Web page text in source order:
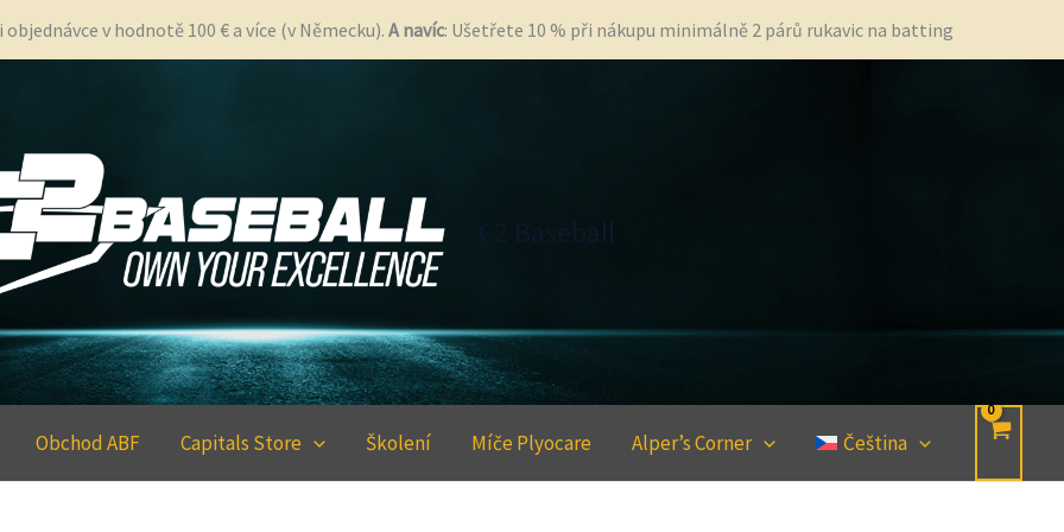
v hodnotě 100 € a více (v Německu).A navíc: Ušetřete 10 % při nákupu minimálně 2 párů rukavic na batting
C2 Baseball
Obchod ABF Capitals Store Školení Míče Plyocare Alper’s Corner Čeština